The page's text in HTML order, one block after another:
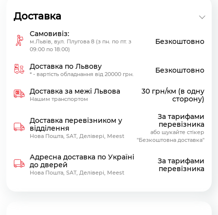
Доставка
Самовивіз:
м.Львів, вул. Плугова 8 (з пн. по пт. з
09:00 по 18:00)
Безкоштовно
Доставка по Львову
* - вартість обладнання від 20000 грн. Безкоштовно
Доставка за межі Львова
Нашим транспортом
30 грн/км (в одну
сторону)
Доставка перевізником у
відділення
Нова Пошта, SAT, Делівері, Meest
За тарифами
перевізника
або шукайте стікер
"Безкоштовна доставка"
Адресна доставка по Україні
до дверей
Нова Пошта, SAT, Делівері, Meest
За тарифами
перевізника